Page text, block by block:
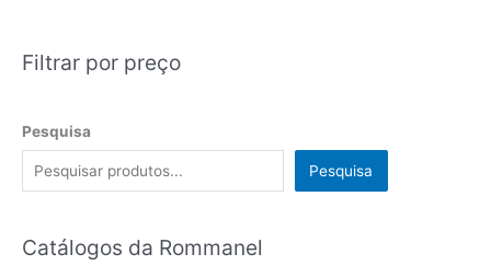
Filtrar por preço
Pesquisa
Pesquisa
Catálogos da Rommanel